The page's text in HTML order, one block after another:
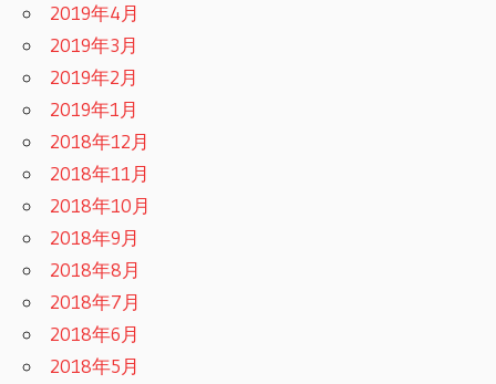
2019年4月
2019年3月
2019年2月
2019年1月
2018年12月
2018年11月
2018年10月
2018年9月
2018年8月
2018年7月
2018年6月
2018年5月